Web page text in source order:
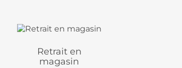
Retrait en
magasin